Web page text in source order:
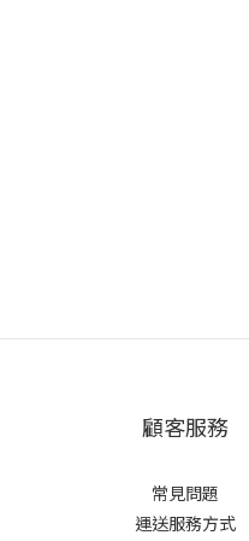
顧客服務
常見問題
運送服務方式